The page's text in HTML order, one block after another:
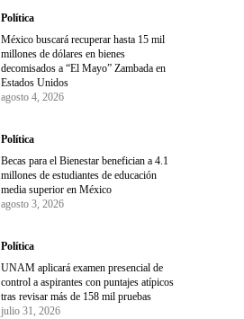
Política
México buscará recuperar hasta 15 mil
millones de dólares en bienes
decomisados a “El Mayo” Zambada en
Estados Unidos
agosto 4, 2026
Política
Becas para el Bienestar benefician a 4.1
millones de estudiantes de educación
media superior en México
agosto 3, 2026
Política
UNAM aplicará examen presencial de
control a aspirantes con puntajes atípicos
tras revisar más de 158 mil pruebas
julio 31, 2026